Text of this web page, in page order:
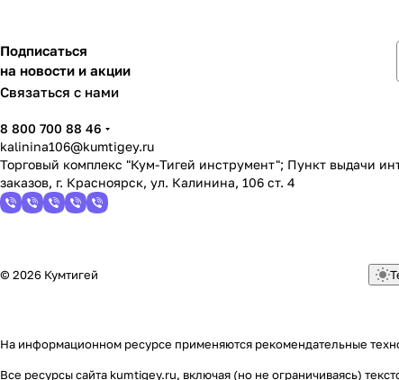
Подписаться
на новости и акции
Связаться с нами
8 800 700 88 46
kalinina106@kumtigey.ru
Торговый комплекс "Кум-Тигей инструмент"; Пункт выдачи
заказов, г. Красноярск, ул. Калинина, 106 ст. 4
© 2026 Кумтигей
На информационном ресурсе применяются рекомендательные
Все ресурсы сайта kumtigey.ru, включая (но не ограничиваясь)